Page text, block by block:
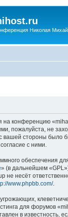
Николая
на конференцию
пожалуйста, не
вашей стороны было
с ними.
обеспечения
» (в дальнейшем
несёт
www.phpbb.com/.
для форумов
в известность,